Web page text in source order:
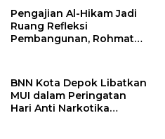
Global
Pengajian Al-Hikam Jadi
Ruang Refleksi
Pembangunan, Rohmat
BNN Kota Depok Libatkan
MUI dalam Peringatan
Hari Anti Narkotika